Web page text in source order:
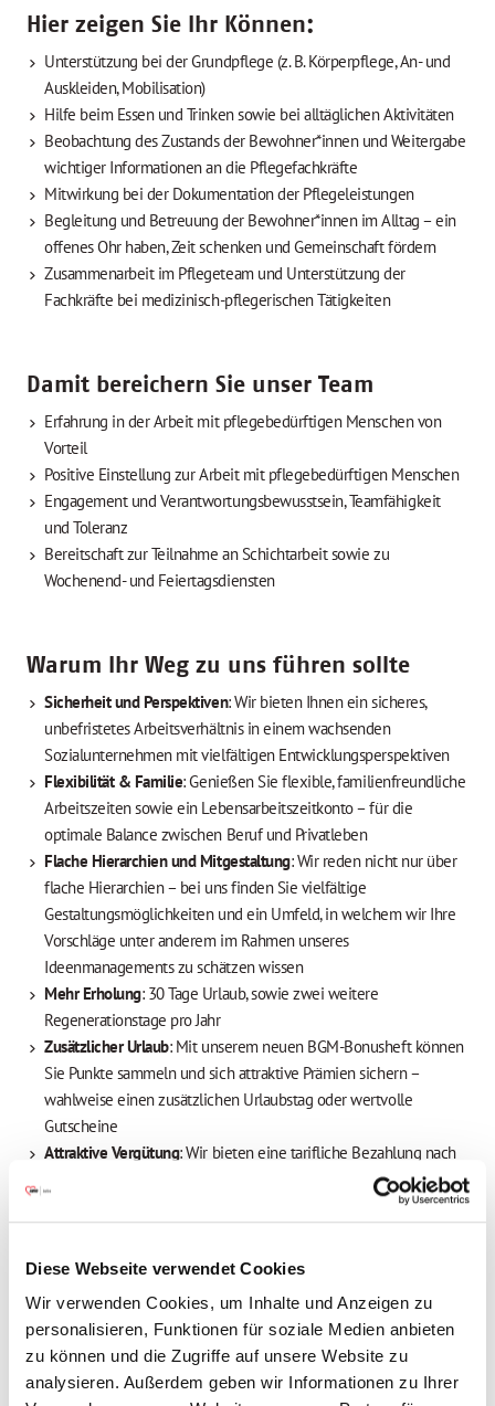
Diese Webseite verwendet Cookies
Wir verwenden Cookies, um Inhalte und Anzeigen zu
personalisieren, Funktionen für soziale Medien anbieten
zu können und die Zugriffe auf unsere Website zu
analysieren. Außerdem geben wir Informationen zu Ihrer
Hier zeigen Sie Ihr Können:
Unterstützung bei der Grundpflege (z. B. Körperpflege, An- und
Auskleiden, Mobilisation)
Hilfe beim Essen und Trinken sowie bei alltäglichen Aktivitäten
Beobachtung des Zustands der Bewohner*innen und Weitergabe
wichtiger Informationen an die Pflegefachkräfte
Mitwirkung bei der Dokumentation der Pflegeleistungen
Begleitung und Betreuung der Bewohner*innen im Alltag – ein
offenes Ohr haben, Zeit schenken und Gemeinschaft fördern
Zusammenarbeit im Pflegeteam und Unterstützung der
Fachkräfte bei medizinisch-pflegerischen Tätigkeiten
Damit bereichern Sie unser Team
Erfahrung in der Arbeit mit pflegebedürftigen Menschen von
Vorteil
Positive Einstellung zur Arbeit mit pflegebedürftigen Menschen
Engagement und Verantwortungsbewusstsein, Teamfähigkeit
und Toleranz
Bereitschaft zur Teilnahme an Schichtarbeit sowie zu
Wochenend- und Feiertagsdiensten
Warum Ihr Weg zu uns führen sollte
Sicherheit und Perspektiven: Wir bieten Ihnen ein sicheres,
unbefristetes Arbeitsverhältnis in einem wachsenden
Sozialunternehmen mit vielfältigen Entwicklungsperspektiven
Flexibilität & Familie: Genießen Sie flexible, familienfreundliche
Arbeitszeiten sowie ein Lebensarbeitszeitkonto – für die
optimale Balance zwischen Beruf und Privatleben
Flache Hierarchien und Mitgestaltung: Wir reden nicht nur über
flache Hierarchien – bei uns finden Sie vielfältige
Gestaltungsmöglichkeiten und ein Umfeld, in welchem wir Ihre
Vorschläge unter anderem im Rahmen unseres
Ideenmanagements zu schätzen wissen
Mehr Erholung: 30 Tage Urlaub, sowie zwei weitere
Regenerationstage pro Jahr
Zusätzlicher Urlaub: Mit unserem neuen BGM-Bonusheft können
Sie Punkte sammeln und sich attraktive Prämien sichern –
wahlweise einen zusätzlichen Urlaubstag oder wertvolle
Gutscheine
Attraktive Vergütung: Wir bieten eine tarifliche Bezahlung nach
dem TV AWO Bayern, eine Jahressonderzahlung (85 %),
vermögenswirksame Leistungen sowie eine betriebliche
Freuen Sie sich auf Extras, die sich auszahlen
Herzliches Onboardingmit unserem Welcome-Day für neue
Mitarbeitende und eine professionelle Einarbeitung in einem
Team, bei dem kollegialer Zusammenhalt an erster Stelle steht
Individuelle Fort- und Weiterbildung: Profitieren Sie von